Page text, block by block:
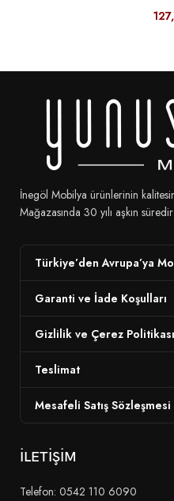
İnegöl Mobilya ürünlerinin
Mağazasında 30 yılı aşkın
Türkiye’den Avrupa’ya
Garanti ve İade Koşulları
Gizlilik ve Çerez Politikası
Teslimat
Mesafeli Satış Sözleşmesi
İLETİŞİM
Telefon: 0542 110 6090